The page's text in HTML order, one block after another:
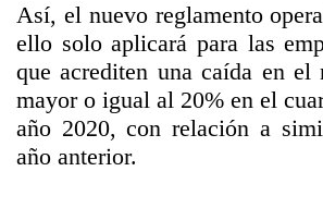
Así, el nuevo reglamento
ello solo aplicará para las
que acrediten una caída en el
mayor o igual al 20% en el
año 2020, con relación a
año anterior.